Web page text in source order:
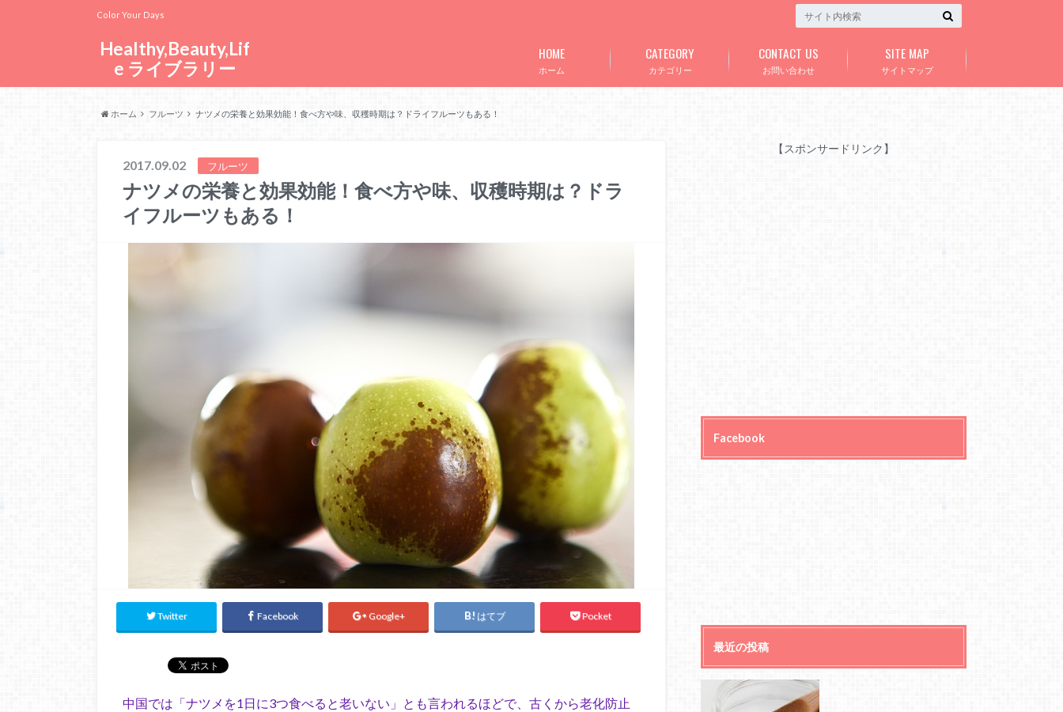
Healthy,Beauty,Lif
e ライブラリー
Color Your Days
ホーム
HOME
カテゴリー
CATEGORY
お問い合わせ
CONTACT US
サイトマップ
SITE MAP
ホーム フルーツ ナツメの栄養と効果効能！食べ方や味、収穫時期は？ドライフルーツもある！
2017.09.02 フルーツ
ナツメの栄養と効果効能！食べ方や味、収穫時期は？ドラ
イフルーツもある！
Twitter Facebook Google+ はてブ Pocket
中国では「ナツメを1日に3つ食べると老いない」とも言われるほどで、古くから老化防止
【スポンサードリンク】
Facebook
最近の投稿